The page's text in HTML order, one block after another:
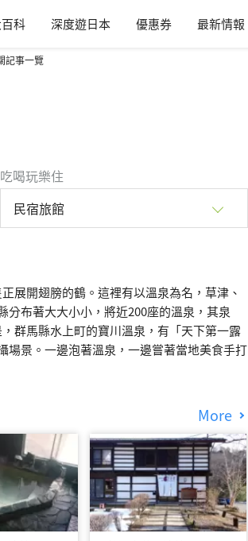
科 深度遊日本 優惠券 最新情報
記事一覽
吃喝玩樂住
民宿旅館
展開翅膀的鶴。這裡有以溫泉為名，草津、
布著大大小小，將近200座的溫泉，其泉
群馬縣水上町的寶川溫泉，有「天下第一露
場景。一邊泡著溫泉，一邊嘗著當地美食手打
More